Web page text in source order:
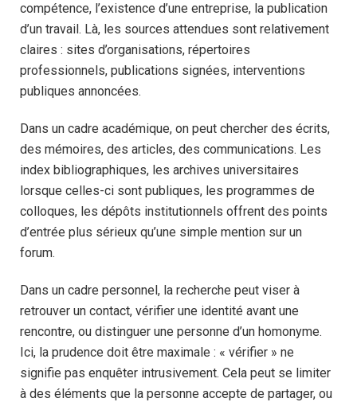
compétence, l’existence d’une entreprise, la publication
d’un travail. Là, les sources attendues sont relativement
claires : sites d’organisations, répertoires
professionnels, publications signées, interventions
publiques annoncées.
Dans un cadre académique, on peut chercher des écrits,
des mémoires, des articles, des communications. Les
index bibliographiques, les archives universitaires
lorsque celles-ci sont publiques, les programmes de
colloques, les dépôts institutionnels offrent des points
d’entrée plus sérieux qu’une simple mention sur un
forum.
Dans un cadre personnel, la recherche peut viser à
retrouver un contact, vérifier une identité avant une
rencontre, ou distinguer une personne d’un homonyme.
Ici, la prudence doit être maximale : « vérifier » ne
signifie pas enquêter intrusivement. Cela peut se limiter
à des éléments que la personne accepte de partager, ou